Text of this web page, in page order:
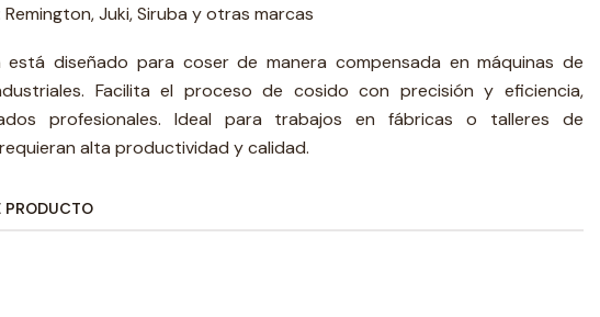
Juki, Siruba y otras marcas
está diseñado para coser de manera compensada en máquinas de
Facilita el proceso de cosido con precisión y eficiencia,
profesionales. Ideal para trabajos en fábricas o talleres de
alta productividad y calidad.
PRODUCTO